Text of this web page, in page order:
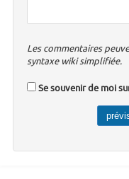
Les commentaires
syntaxe wiki simplifiée.
Se souvenir de moi